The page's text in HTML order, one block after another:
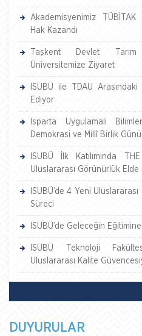
Akademisyenimiz
Hak Kazandı
Taşkent Devlet
Üniversitemize Ziyaret
ISUBÜ ile TDAU
Ediyor
Isparta Uygulamalı
Demokrasi ve Millî Birlik
ISUBÜ İlk Katılımında
Uluslararası Görünürlük Elde
ISUBÜ’de 4 Yeni
Süreci
ISUBÜ’de Geleceğin
ISUBÜ Teknoloji
Uluslararası Kalite
DUYURULAR